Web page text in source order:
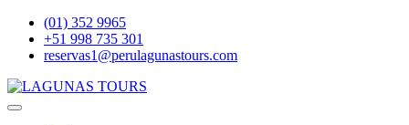
(01) 352 9965
+51 998 735 301
reservas1@perulagunastours.com